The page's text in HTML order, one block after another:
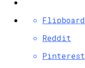
Flipboard
Reddit
Pinterest